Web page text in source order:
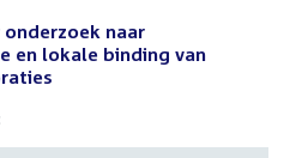
naar
en lokale binding van